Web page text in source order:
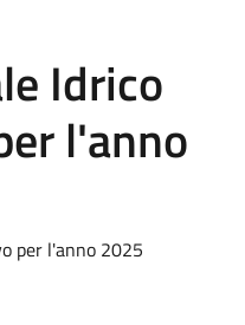
Idrico
l'anno
per l'anno 2025